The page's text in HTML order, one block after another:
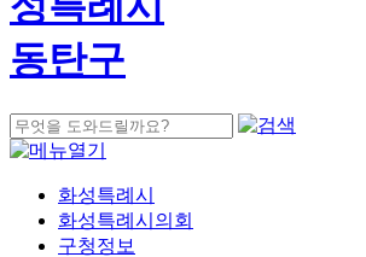
동탄구
화성특례시
화성특례시의회
구청정보